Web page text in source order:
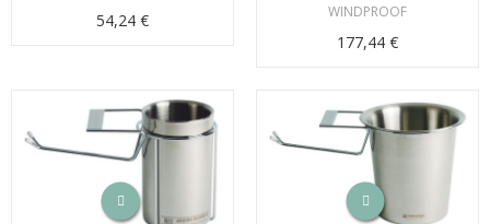
54,24 € WINDPROOF
177,44 €